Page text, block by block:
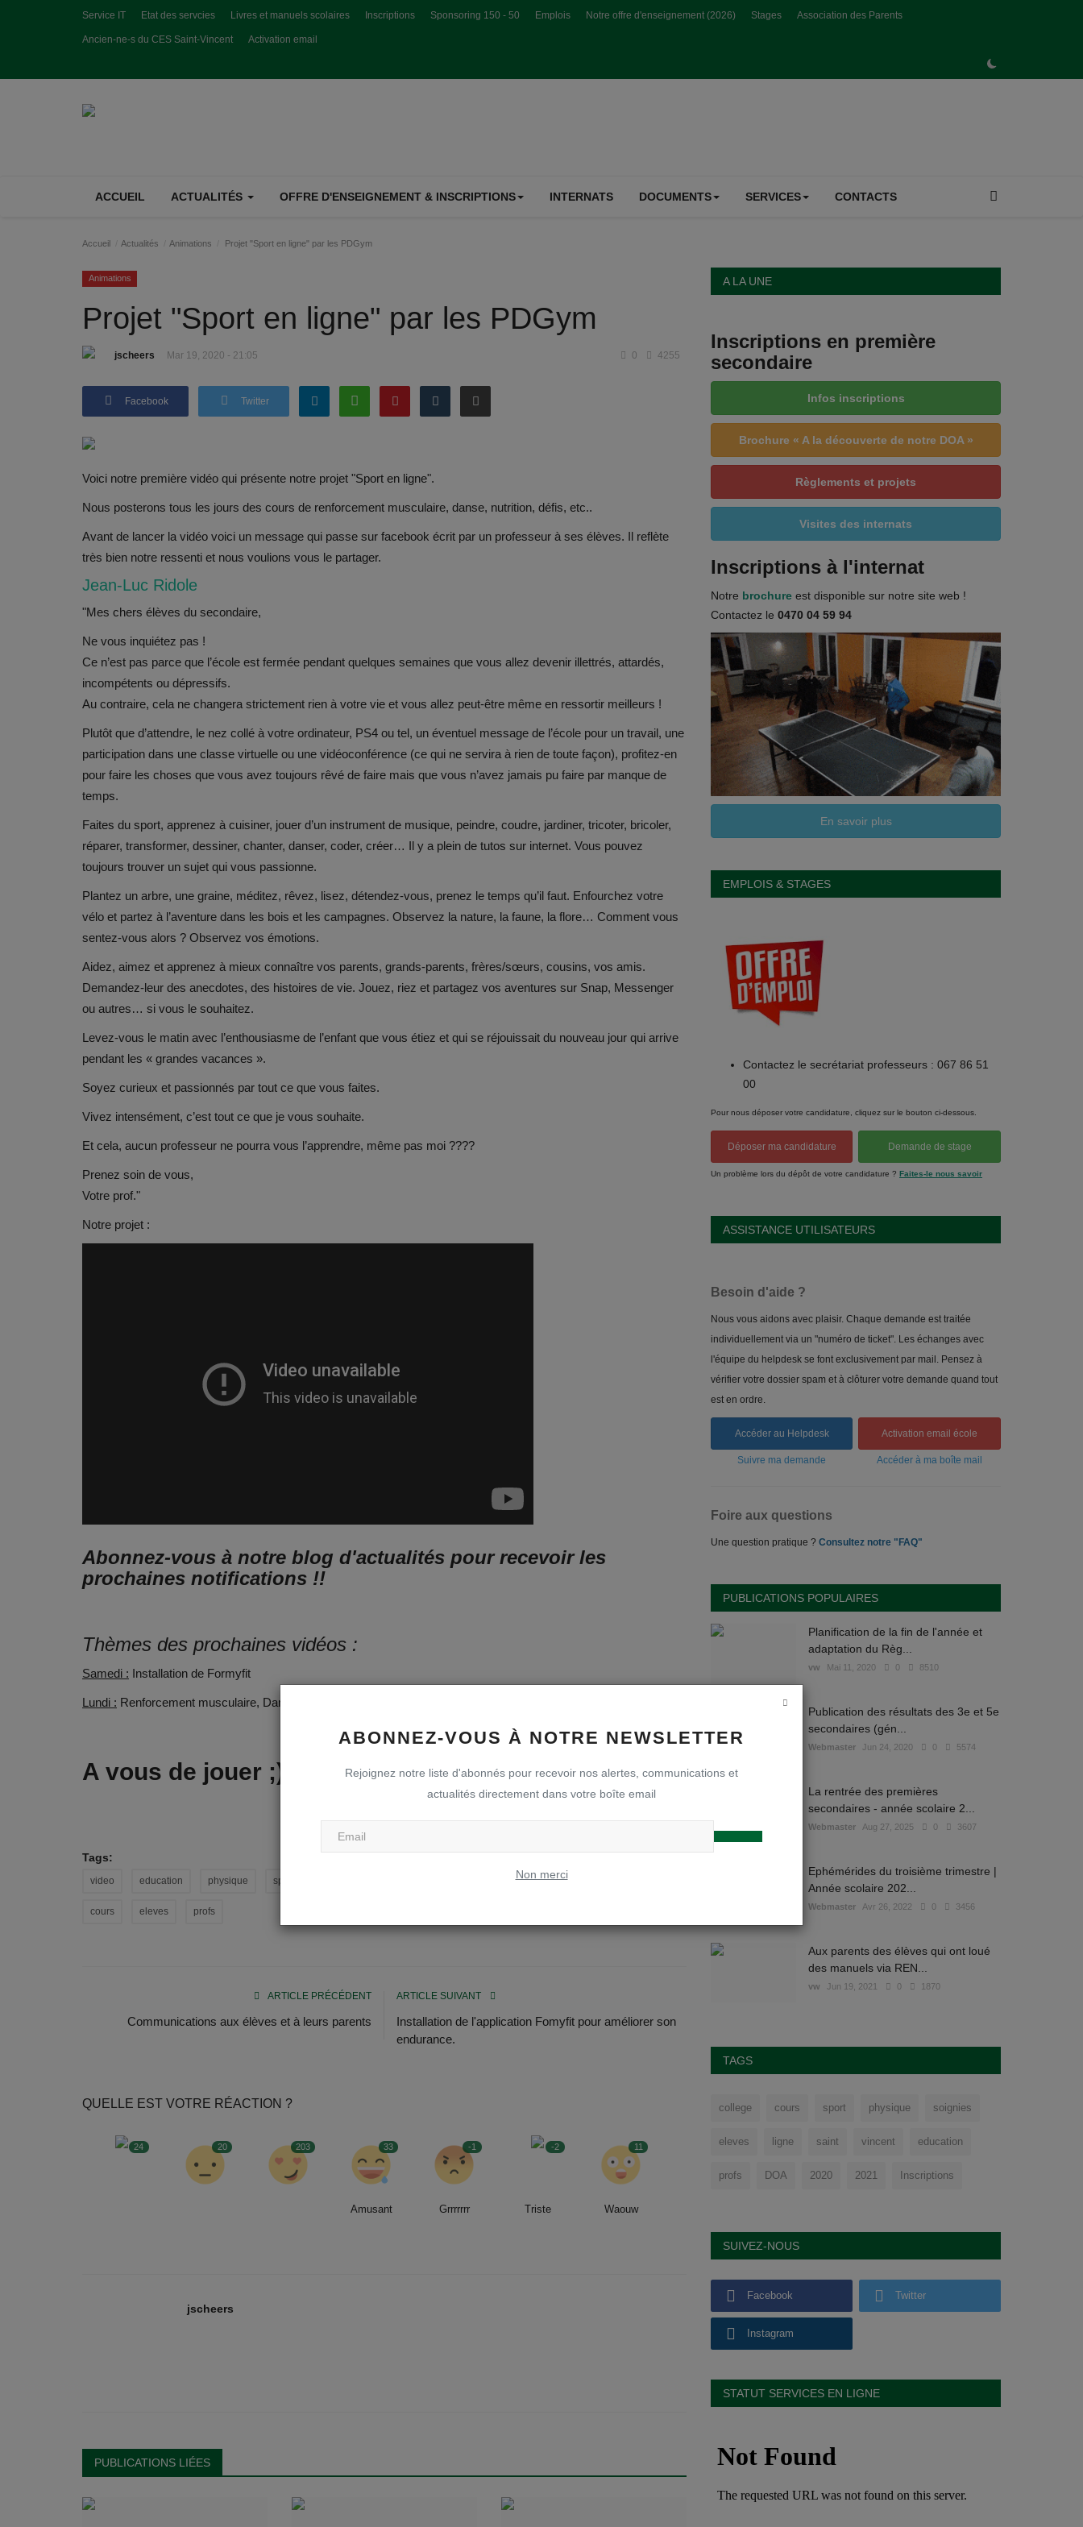
Service IT Etat des servcies Livres et manuels scolaires Inscriptions Sponsoring 150 - 50 Emplois Notre offre d'enseignement (2026) Stages Association des Parents
Ancien-ne-s du CES Saint-Vincent Activation email
ACCUEIL ACTUALITÉS OFFRE D'ENSEIGNEMENT & INSCRIPTIONS INTERNATS DOCUMENTS SERVICES CONTACTS
ABONNEZ-VOUS À NOTRE NEWSLETTER
Rejoignez notre liste d'abonnés pour recevoir nos alertes, communications et
actualités directement dans votre boîte email
Non merci
Accueil Actualités Animations Projet "Sport en ligne" par les PDGym
Animations
Projet "Sport en ligne" par les PDGym
jscheers Mar 19, 2020 - 21:05 0 4255
Facebook Twitter
Voici notre première vidéo qui présente notre projet "Sport en ligne".
Nous posterons tous les jours des cours de renforcement musculaire, danse, nutrition, défis, etc..
Avant de lancer la vidéo voici un message qui passe sur facebook écrit par un professeur à ses élèves. Il reflète
très bien notre ressenti et nous voulions vous le partager.
Jean-Luc Ridole
"Mes chers élèves du secondaire,
Ne vous inquiétez pas !
Ce n’est pas parce que l’école est fermée pendant quelques semaines que vous allez devenir illettrés, attardés,
incompétents ou dépressifs.
Au contraire, cela ne changera strictement rien à votre vie et vous allez peut-être même en ressortir meilleurs !
Plutôt que d’attendre, le nez collé à votre ordinateur, PS4 ou tel, un éventuel message de l’école pour un travail, une
participation dans une classe virtuelle ou une vidéoconférence (ce qui ne servira à rien de toute façon), profitez-en
pour faire les choses que vous avez toujours rêvé de faire mais que vous n’avez jamais pu faire par manque de
temps.
Faites du sport, apprenez à cuisiner, jouer d’un instrument de musique, peindre, coudre, jardiner, tricoter, bricoler,
réparer, transformer, dessiner, chanter, danser, coder, créer… Il y a plein de tutos sur internet. Vous pouvez
toujours trouver un sujet qui vous passionne.
Plantez un arbre, une graine, méditez, rêvez, lisez, détendez-vous, prenez le temps qu’il faut. Enfourchez votre
vélo et partez à l’aventure dans les bois et les campagnes. Observez la nature, la faune, la flore… Comment vous
sentez-vous alors ? Observez vos émotions.
Aidez, aimez et apprenez à mieux connaître vos parents, grands-parents, frères/sœurs, cousins, vos amis.
Demandez-leur des anecdotes, des histoires de vie. Jouez, riez et partagez vos aventures sur Snap, Messenger
ou autres… si vous le souhaitez.
Levez-vous le matin avec l’enthousiasme de l’enfant que vous étiez et qui se réjouissait du nouveau jour qui arrive
pendant les « grandes vacances ».
Soyez curieux et passionnés par tout ce que vous faites.
Vivez intensément, c’est tout ce que je vous souhaite.
Et cela, aucun professeur ne pourra vous l’apprendre, même pas moi ????
Prenez soin de vous,
Votre prof."
Notre projet :
Abonnez-vous à notre blog d'actualités pour recevoir les
prochaines notifications !!
Thèmes des prochaines vidéos :
Samedi : Installation de Formyfit
Lundi : Renforcement musculaire, Danse, Défi n°1..
A vous de jouer ;)
Tags:
video education physique sport danse
cours eleves profs
ARTICLE PRÉCÉDENT
Communications aux élèves et à leurs parents
ARTICLE SUIVANT
Installation de l'application Fomyfit pour améliorer son
endurance.
QUELLE EST VOTRE RÉACTION ?
24 20 203 33
Amusant
-1
Grrrrrrr
-2
Triste
11
Waouw
jscheers
PUBLICATIONS LIÉES
A LA UNE
Inscriptions en première
secondaire
Infos inscriptions
Brochure « A la découverte de notre DOA »
Règlements et projets
Visites des internats
Inscriptions à l'internat
Notre brochure est disponible sur notre site web !
Contactez le 0470 04 59 94
En savoir plus
EMPLOIS & STAGES
Contactez le secrétariat professeurs : 067 86 51
00
Pour nous déposer votre candidature, cliquez sur le bouton ci-dessous.
Déposer ma candidature Demande de stage
Un problème lors du dépôt de votre candidature ? Faites-le nous savoir
ASSISTANCE UTILISATEURS
Besoin d'aide ?
Nous vous aidons avec plaisir. Chaque demande est traitée
individuellement via un "numéro de ticket". Les échanges avec
l'équipe du helpdesk se font exclusivement par mail. Pensez à
vérifier votre dossier spam et à clôturer votre demande quand tout
est en ordre.
Accéder au Helpdesk Activation email école
Suivre ma demande Accéder à ma boîte mail
Foire aux questions
Une question pratique ? Consultez notre "FAQ"
PUBLICATIONS POPULAIRES
Planification de la fin de l'année et
adaptation du Règ...
vw Mai 11, 2020 0 8510
Publication des résultats des 3e et 5e
secondaires (gén...
Webmaster Jun 24, 2020 0 5574
La rentrée des premières
secondaires - année scolaire 2...
Webmaster Aug 27, 2025 0 3607
Ephémérides du troisième trimestre |
Année scolaire 202...
Webmaster Avr 26, 2022 0 3456
Aux parents des élèves qui ont loué
des manuels via REN...
vw Jun 19, 2021 0 1870
TAGS
college cours sport physique soignies
eleves ligne saint vincent education
profs DOA 2020 2021 Inscriptions
SUIVEZ-NOUS
Facebook Twitter
Instagram
STATUT SERVICES EN LIGNE